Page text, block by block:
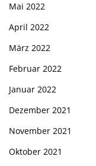
Mai 2022
April 2022
März 2022
Februar 2022
Januar 2022
Dezember 2021
November 2021
Oktober 2021